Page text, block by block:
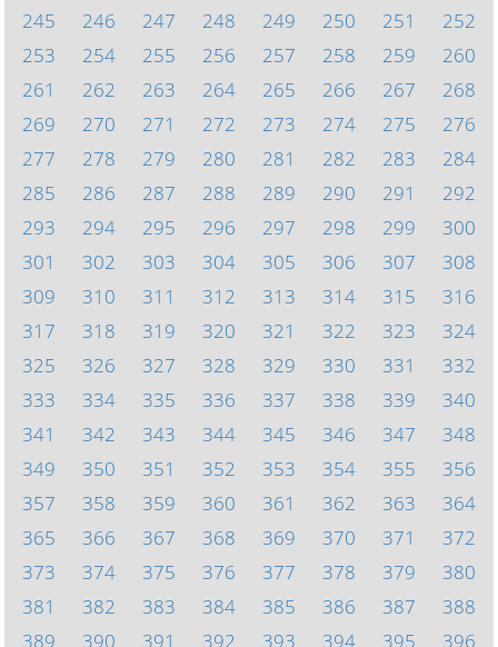
245
246 247 248 249 250 251
252
253
254 255 256 257 258 259
260
261
262 263 264 265 266 267
268
269
270 271 272 273 274 275
276
277
278 279 280 281 282 283
284
285
286 287 288 289 290 291
292
293
294 295 296 297 298 299
300
301
302 303 304 305 306 307
308
309
310 311 312 313 314 315
316
317
318 319 320 321 322 323
324
325
326 327 328 329 330 331
332
333
334 335 336 337 338 339
340
341
342 343 344 345 346 347
348
349
350 351 352 353 354 355
356
357
358 359 360 361 362 363
364
365
366 367 368 369 370 371
372
373
374 375 376 377 378 379
380
381
382 383 384 385 386 387
388
389
390 391 392 393 394 395 396